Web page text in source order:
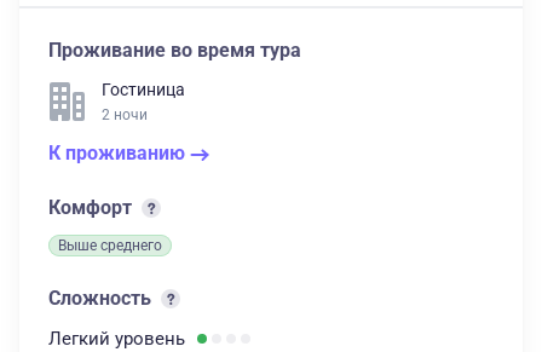
Проживание во время тура
Гостиница
2 ночи
К проживанию
Комфорт
Выше среднего
Сложность
Легкий уровень